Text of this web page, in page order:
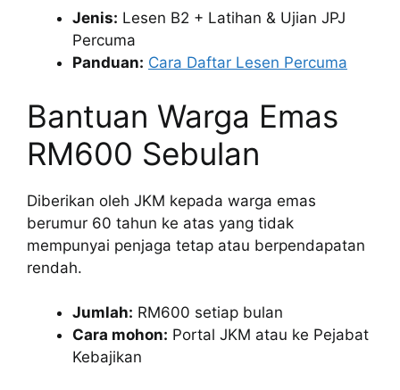
Jenis: Lesen B2 + Latihan & Ujian JPJ
Percuma
Panduan: Cara Daftar Lesen Percuma
Bantuan Warga Emas
RM600 Sebulan
Diberikan oleh JKM kepada warga emas
berumur 60 tahun ke atas yang tidak
mempunyai penjaga tetap atau berpendapatan
rendah.
Jumlah: RM600 setiap bulan
Cara mohon: Portal JKM atau ke Pejabat
Kebajikan